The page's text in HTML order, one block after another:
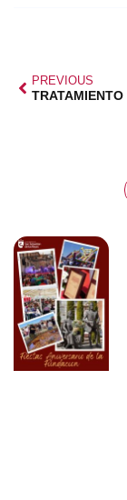
PREVIOUS